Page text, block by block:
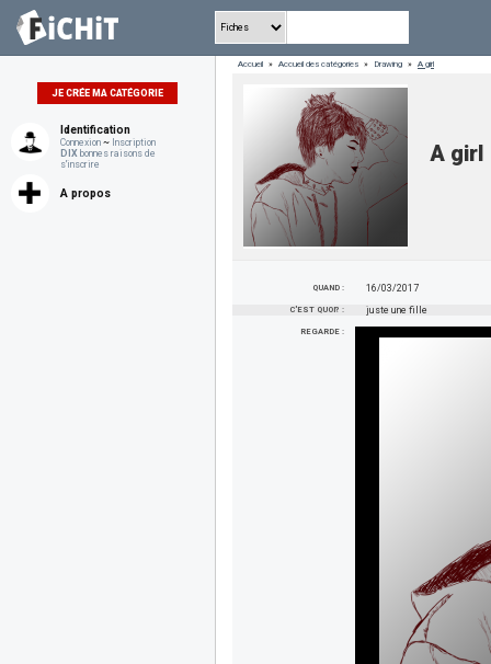
JE CRÉE MA CATÉGORIE
Identification
Connexion ~ Inscription
DIX bonnes raisons de
s'inscrire
A propos
Accueil » Accueil des catégories » Drawing » A girl
A girl
QUAND : 16/03/2017
C'EST QUOI? : juste une fille
REGARDE :